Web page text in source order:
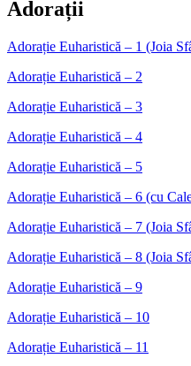
Adorații
Adorație Euharistică – 1 (Joia
Adorație Euharistică – 2
Adorație Euharistică – 3
Adorație Euharistică – 4
Adorație Euharistică – 5
Adorație Euharistică – 6 (cu
Adorație Euharistică – 7 (Joia
Adorație Euharistică – 8 (Joia
Adorație Euharistică – 9
Adorație Euharistică – 10
Adorație Euharistică – 11